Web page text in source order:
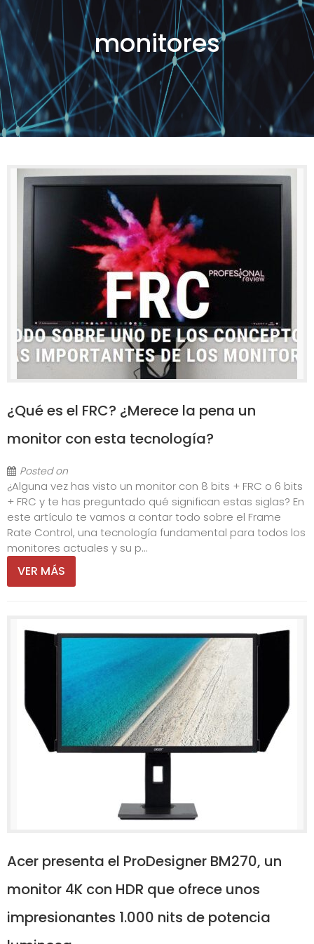
monitores
¿Qué es el FRC? ¿Merece la pena un
monitor con esta tecnología?
Posted on
¿Alguna vez has visto un monitor con 8 bits + FRC o 6 bits
+ FRC y te has preguntado qué significan estas siglas? En
este artículo te vamos a contar todo sobre el Frame
Rate Control, una tecnología fundamental para todos los
monitores actuales y su p...
VER MÁS
Acer presenta el ProDesigner BM270, un
monitor 4K con HDR que ofrece unos
impresionantes 1.000 nits de potencia